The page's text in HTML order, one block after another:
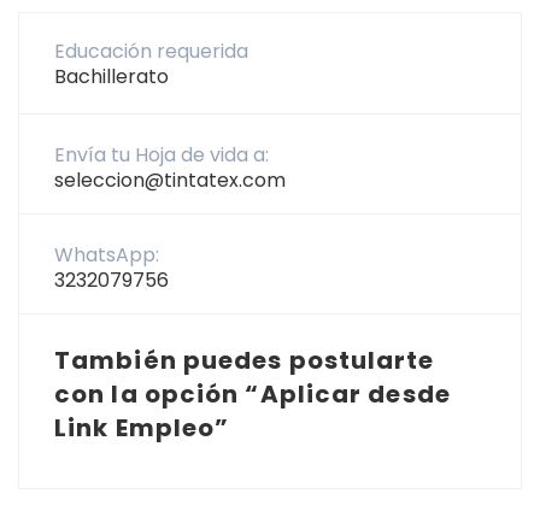
Educación requerida
Bachillerato
Envía tu Hoja de vida a:
seleccion@tintatex.com
WhatsApp:
3232079756
También puedes postularte
con la opción “Aplicar desde
Link Empleo”